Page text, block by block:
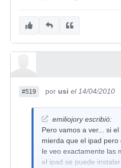
#519 por usi el 14/04/2010
emiliojory escribió:
Pero vamos a ver... si
mierda que el ipad
le veo exactamente las
el ipad se puede